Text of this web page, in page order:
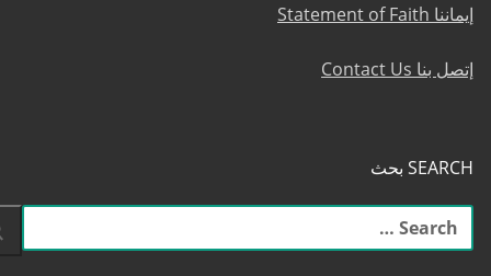
إيماننا Statement of Faith
إتصل بنا Contact Us
SEARCH بحث
البحث
عن: